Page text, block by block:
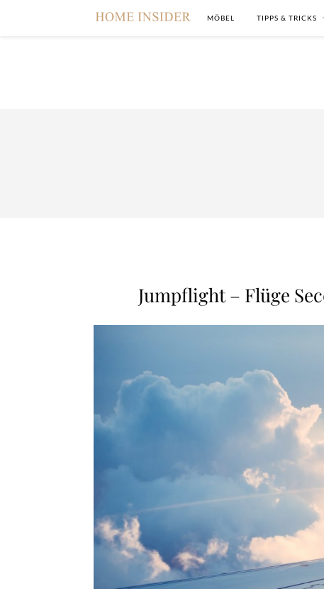
MÖBEL TIPPS & TRICKS
Jumpflight – Flüge